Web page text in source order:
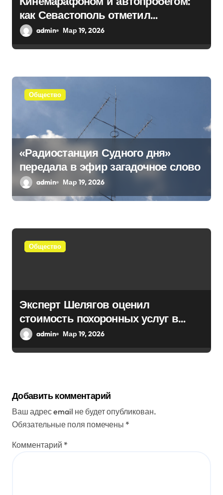
п
и
я
как Севастополь отметил
воссоединение с Россией
admin Мар 19, 2026
Общество
«Радиостанция Судного дня»
передала в эфир загадочное слово
admin Мар 19, 2026
Общество
Эксперт Шелягов оценил
стоимость похоронных услуг в
России
admin Мар 19, 2026
Добавить комментарий
Ваш адрес email не будет опубликован.
Обязательные поля помечены *
Комментарий *